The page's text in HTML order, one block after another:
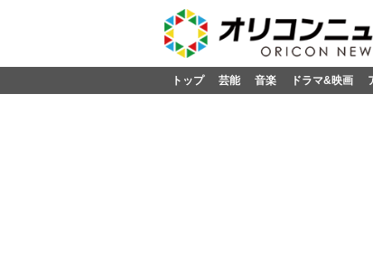
トップ 芸能 音楽 ドラマ&映画